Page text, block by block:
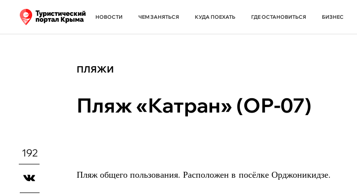
НОВОСТИ ЧЕМ ЗАНЯТЬСЯ КУДА ПОЕХАТЬ ГДЕ ОСТАНОВИТЬСЯ БИЗНЕС
ПЛЯЖИ
Пляж «Катран» (ОР-07)
192
Пляж общего пользования. Расположен в посёлке Орджоникидзе.